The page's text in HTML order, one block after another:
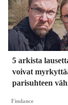
5 arkista
voivat
parisuhteen
Findance